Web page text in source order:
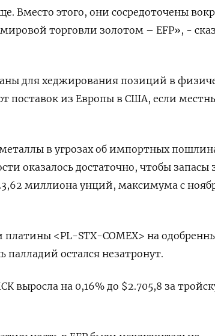
Вместо этого, они сосредоточены
торговли золотом – EFP», -
для хеджирования позиций в
поставок из Европы в США, если
в угрозах об импортных
оказалось достаточно, чтобы запасы
миллиона унций, максимума с
платины <PL-STX-COMEX> на
остался незатронут.
выросла на 0,16% до $2.705,8​ за